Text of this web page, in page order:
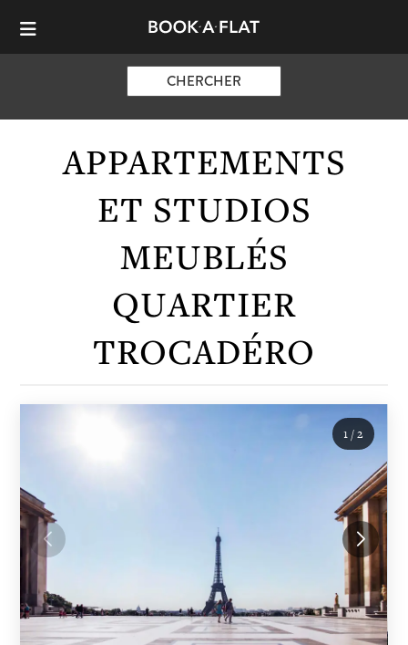
CHERCHER
APPARTEMENTS
ET STUDIOS
MEUBLÉS
QUARTIER
TROCADÉRO
1/2